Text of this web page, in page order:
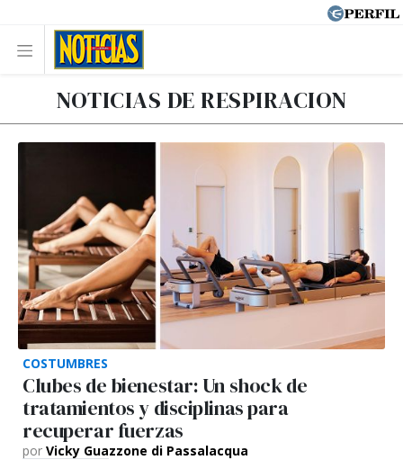
NOTICIAS DE RESPIRACION
COSTUMBRES
Clubes de bienestar: Un shock de
tratamientos y disciplinas para
recuperar fuerzas
por Vicky Guazzone di Passalacqua